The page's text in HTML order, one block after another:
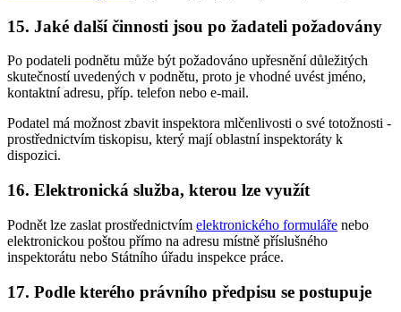
15. Jaké další činnosti jsou po žadateli požadovány
Po podateli podnětu může být požadováno upřesnění důležitých
skutečností uvedených v podnětu, proto je vhodné uvést jméno,
kontaktní adresu, příp. telefon nebo e-mail.
Podatel má možnost zbavit inspektora mlčenlivosti o své totožnosti -
prostřednictvím tiskopisu, který mají oblastní inspektoráty k
dispozici.
16. Elektronická služba, kterou lze využít
Podnět lze zaslat prostřednictvím elektronického formuláře nebo
elektronickou poštou přímo na adresu místně příslušného
inspektorátu nebo Státního úřadu inspekce práce.
17. Podle kterého právního předpisu se postupuje